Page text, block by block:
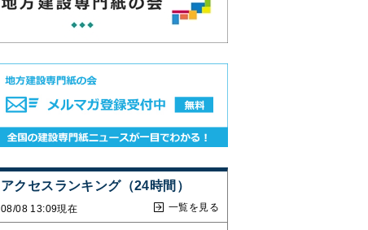
アクセスランキング（24時間）
08/08 13:09現在 一覧を見る